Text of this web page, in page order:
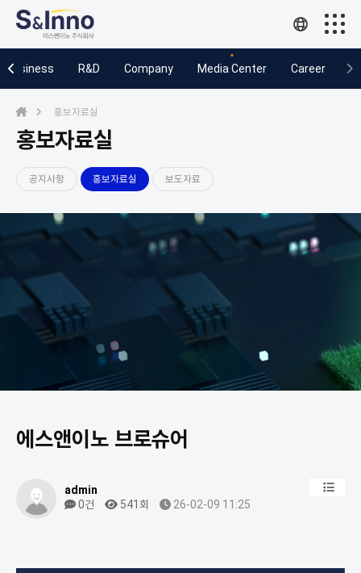
Business R&D Company Media Center Career
Business
R&D
Media Center
Career
홍보자료실
홍보자료실
공지사항 홍보자료실 보도자료
에스앤이노 브로슈어
admin
0건
541회 26-02-09 11:25